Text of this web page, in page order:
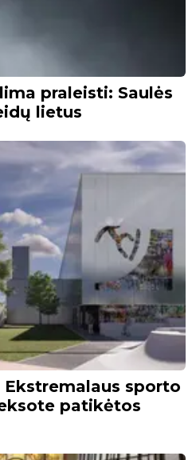
praleisti: Saulės
lietus
Ekstremalaus sporto
patikėtos